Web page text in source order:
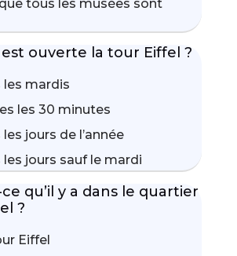
tous les musées sont
ouverte la tour Eiffel ?
les mardis
les 30 minutes
les jours de l’année
les jours sauf le mardi
ce qu’il y a dans le quartier
?
Eiffel